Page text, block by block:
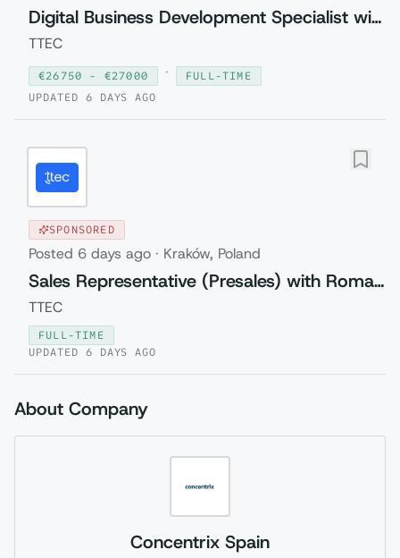
Digital Business Development Specialist with Czech (Relocation to Krakow wi...
TTEC
€26750 - €27000 ·
FULL-TIME
UPDATED 6 DAYS AGO
SPONSORED
Posted 6 days ago · Kraków, Poland
Sales Representative (Presales) with Romanian
TTEC
FULL-TIME
UPDATED 6 DAYS AGO
About Company
Concentrix Spain